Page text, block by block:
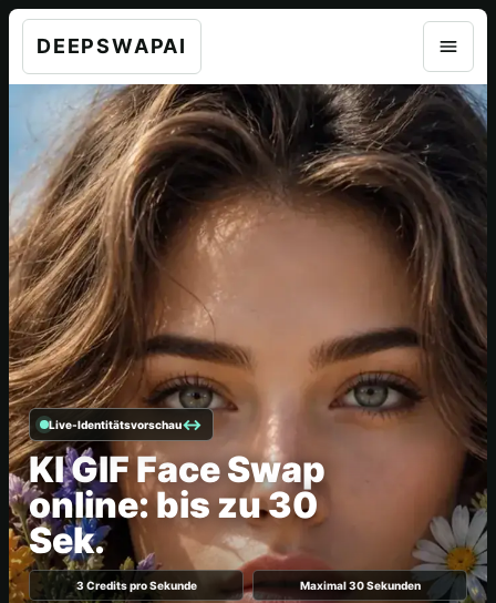
DEEPSWAPAI
Live-Identitätsvorschau
KI GIF Face Swap
online: bis zu 30
Sek.
3 Credits pro Sekunde Maximal 30 Sekunden